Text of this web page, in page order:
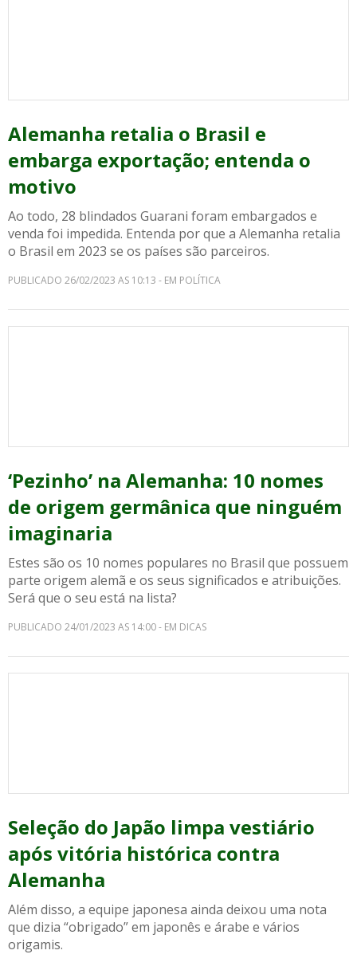
Alemanha retalia o Brasil e
embarga exportação; entenda o
motivo
Ao todo, 28 blindados Guarani foram embargados e
venda foi impedida. Entenda por que a Alemanha retalia
o Brasil em 2023 se os países são parceiros.
PUBLICADO 26/02/2023 AS 10:13 - EM POLÍTICA
‘Pezinho’ na Alemanha: 10 nomes
de origem germânica que ninguém
imaginaria
Estes são os 10 nomes populares no Brasil que possuem
parte origem alemã e os seus significados e atribuições.
Será que o seu está na lista?
PUBLICADO 24/01/2023 AS 14:00 - EM DICAS
Seleção do Japão limpa vestiário
após vitória histórica contra
Alemanha
Além disso, a equipe japonesa ainda deixou uma nota
que dizia “obrigado” em japonês e árabe e vários
origamis.